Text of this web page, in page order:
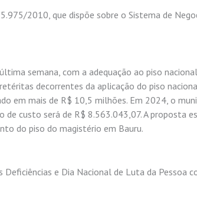
2010, que dispõe sobre o Sistema de
semana, com a adequação ao piso
decorrentes da aplicação do piso
em mais de R$ 10,5 milhões. Em 2024, o
custo será de R$ 8.563.043,07. A proposta
do piso do magistério em Bauru.
e Dia Nacional de Luta da Pessoa